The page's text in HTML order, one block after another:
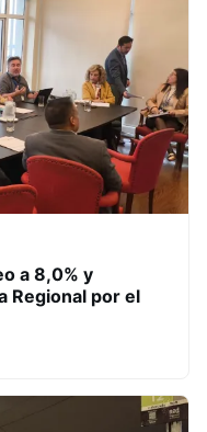
a 8,0% y
Regional por el